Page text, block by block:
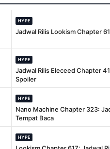
HYPE
Jadwal Rilis Lookism Chapter
HYPE
Jadwal Rilis Eleceed Chapter
Spoiler
HYPE
Nano Machine Chapter 323:
Tempat Baca
HYPE